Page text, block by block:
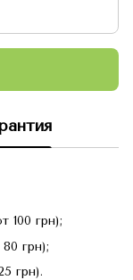
100 грн);
грн);
грн).